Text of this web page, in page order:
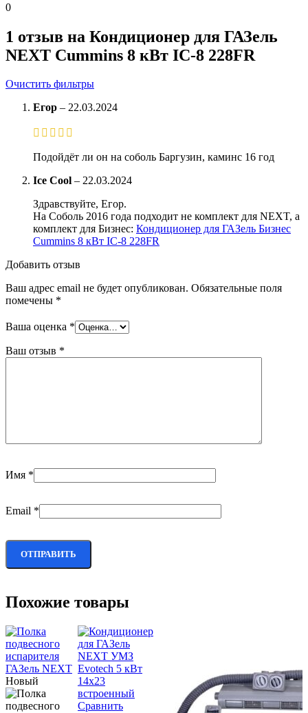
0
1 отзыв на Кондиционер для ГАЗель
NEXT Cummins 8 кВт IC-8 228FR
Очистить фильтры
Егор – 22.03.2024
Подойдёт ли он на соболь Баргузин, каминс 16 год
Ice Cool – 22.03.2024
Здравствуйте, Егор.
На Соболь 2016 года подходит не комплект для NEXT, а
комплект для Бизнес: Кондиционер для ГАЗель Бизнес
Cummins 8 кВт IC-8 228FR
Добавить отзыв
Ваш адрес email не будет опубликован. Обязательные поля
помечены *
Ваша оценка *
Ваш отзыв *
Имя *
Email *
Похожие товары
Новый
Сравнить